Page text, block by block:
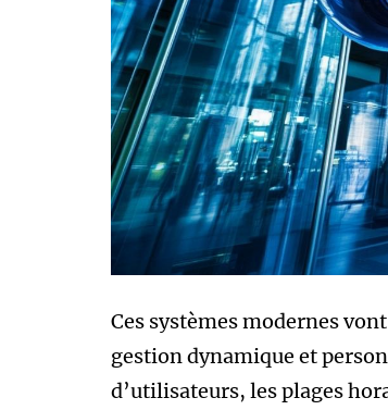
Ces systèmes modernes
gestion dynamique et
d’utilisateurs, les plages